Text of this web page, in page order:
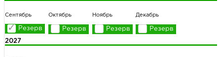
Сентябрь Октябрь Ноябрь Декабрь
2027